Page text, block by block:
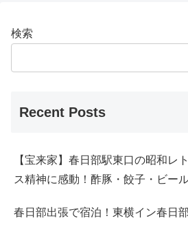
検索
Recent Posts
【宝来家】春日部駅東口の昭和レ
ス精神に感動！酢豚・餃子・ビー
春日部出張で宿泊！東横イン春日